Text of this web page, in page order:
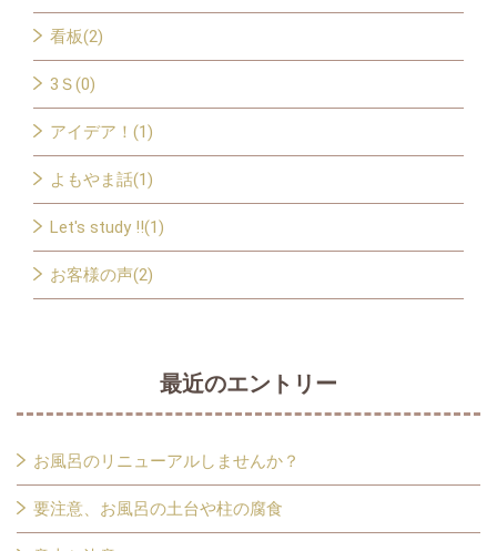
看板(2)
3Ｓ(0)
アイデア！(1)
よもやま話(1)
Let's study !!(1)
お客様の声(2)
最近のエントリー
お風呂のリニューアルしませんか？
要注意、お風呂の土台や柱の腐食